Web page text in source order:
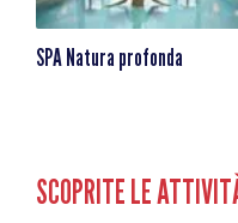
SPA Natura profonda
SCOPRITE LE